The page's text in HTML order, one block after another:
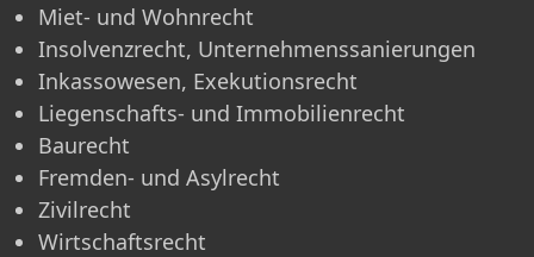
Miet- und Wohnrecht
Insolvenzrecht, Unternehmenssanierungen
Inkassowesen, Exekutionsrecht
Liegenschafts- und Immobilienrecht
Baurecht
Fremden- und Asylrecht
Zivilrecht
Wirtschaftsrecht